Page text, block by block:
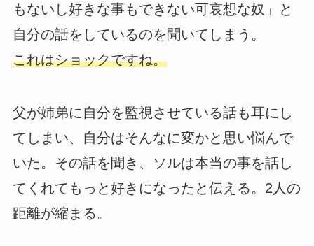
もないし好きな事もできない可哀想な奴」と
自分の話をしているのを聞いてしまう。
これはショックですね。
父が姉弟に自分を監視させている話も耳にし
てしまい、自分はそんなに変かと思い悩んで
いた。その話を聞き、ソルは本当の事を話し
てくれてもっと好きになったと伝える。2人の
距離が縮まる。